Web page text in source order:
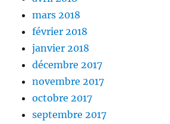
mars 2018
février 2018
janvier 2018
décembre 2017
novembre 2017
octobre 2017
septembre 2017